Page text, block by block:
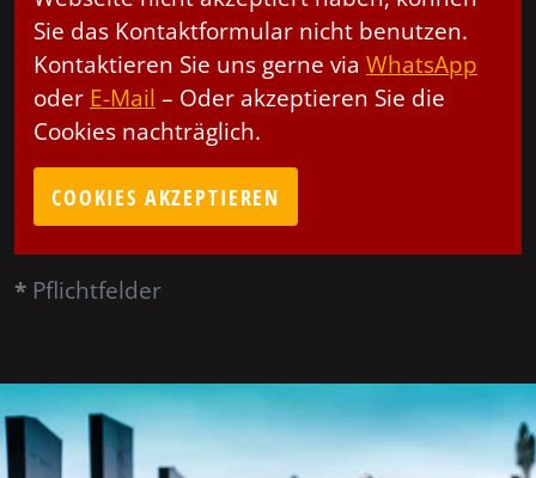
Sie das Kontaktformular nicht benutzen.
Kontaktieren Sie uns gerne via WhatsApp
oder E-Mail – Oder akzeptieren Sie die
Cookies nachträglich.
COOKIES AKZEPTIEREN
* Pflichtfelder